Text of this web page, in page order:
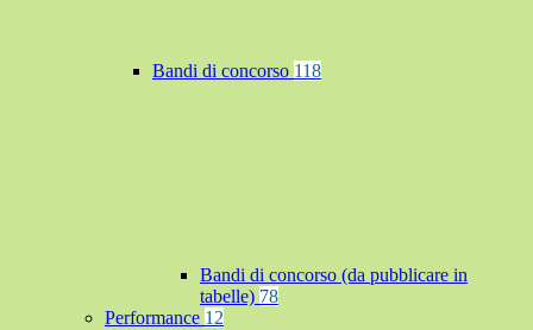
Bandi di concorso 118
Bandi di concorso (da pubblicare in
tabelle) 78
Performance 12